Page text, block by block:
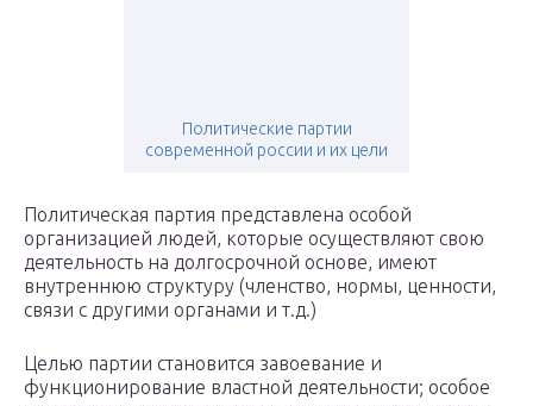
Политические партии
современной россии и их цели
Политическая партия представлена особой
организацией людей, которые осуществляют свою
деятельность на долгосрочной основе, имеют
внутреннюю структуру (членство, нормы, ценности,
связи с другими органами и т.д.)
Целью партии становится завоевание и
функционирование властной деятельности; особое